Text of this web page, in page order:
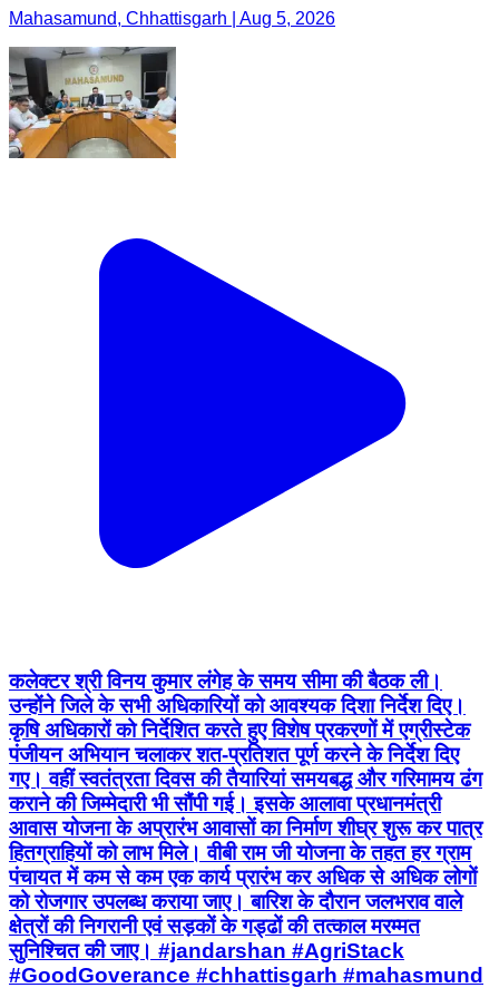
Mahasamund, Chhattisgarh | Aug 5, 2026
कलेक्टर श्री विनय कुमार लंगेह के समय सीमा की बैठक ली।
उन्होंने जिले के सभी अधिकारियों को आवश्यक दिशा निर्देश दिए।
कृषि अधिकारों को निर्देशित करते हुए विशेष प्रकरणों में एग्रीस्टेक
पंजीयन अभियान चलाकर शत-प्रतिशत पूर्ण करने के निर्देश दिए
गए। वहीं स्वतंत्रता दिवस की तैयारियां समयबद्ध और गरिमामय ढंग
कराने की जिम्मेदारी भी सौंपी गई। इसके आलावा प्रधानमंत्री
आवास योजना के अप्रारंभ आवासों का निर्माण शीघ्र शुरू कर पात्र
हितग्राहियों को लाभ मिले। वीबी राम जी योजना के तहत हर ग्राम
पंचायत में कम से कम एक कार्य प्रारंभ कर अधिक से अधिक लोगों
को रोजगार उपलब्ध कराया जाए। बारिश के दौरान जलभराव वाले
क्षेत्रों की निगरानी एवं सड़कों के गड्ढों की तत्काल मरम्मत
सुनिश्चित की जाए। #jandarshan #AgriStack
#GoodGoverance #chhattisgarh #mahasmund